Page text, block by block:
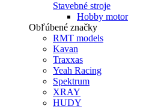
Stavebné stroje
Hobby motor
Obľúbené značky
RMT models
Kavan
Traxxas
Yeah Racing
Spektrum
XRAY
HUDY